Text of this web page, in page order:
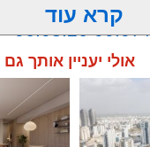
עמד על
האמונה.
האדמו"ר
שיום ההילולא
רואה אותו
קרא עוד
אולי יעניין אותך גם